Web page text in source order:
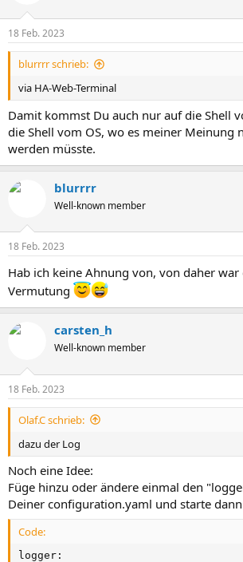
18 Feb. 2023
blurrrr schrieb:
via HA-Web-Terminal
Damit kommst Du auch nur auf die Shell
die Shell vom OS, wo es meiner Meinung
werden müsste.
blurrrr
Well-known member
18 Feb. 2023
Hab ich keine Ahnung von, von daher war
Vermutung
carsten_h
Well-known member
18 Feb. 2023
Olaf.C schrieb:
dazu der Log
Noch eine Idee:
Füge hinzu oder ändere einmal den
Deiner configuration.yaml und starte
Code:
logger: